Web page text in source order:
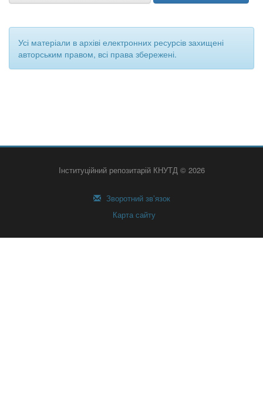
Усі матеріали в архіві електронних ресурсів захищені
авторським правом, всі права збережені.
Інституційний репозитарій КНУТД © 2026
Зворотний зв’язок
Карта сайту